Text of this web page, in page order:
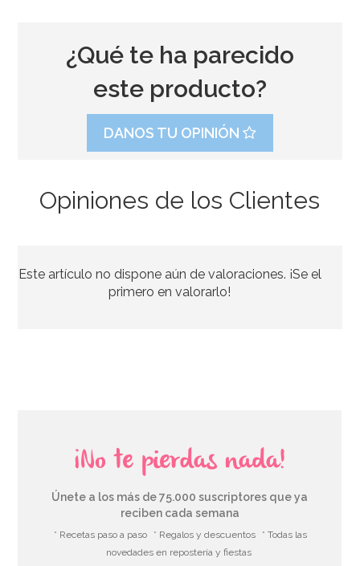
6,95€
¿Qué te ha parecido
este producto?
DANOS TU OPINIÓN
Opiniones de los Clientes
Este artículo no dispone aún de valoraciones. ¡Se el
primero en valorarlo!
¡No te pierdas nada!
Únete a los más de 75.000 suscriptores que ya
reciben cada semana
* Recetas paso a paso * Regalos y descuentos
* Todas las
novedades en repostería y fiestas